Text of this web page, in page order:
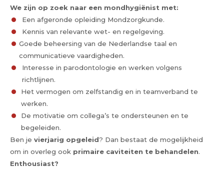
We zijn op zoek naar een mondhygiënist met:
Een afgeronde opleiding Mondzorgkunde.
Kennis van relevante wet- en regelgeving.
Goede beheersing van de Nederlandse taal en
communicatieve vaardigheden.
Interesse in parodontologie en werken volgens
richtlijnen.
Het vermogen om zelfstandig en in teamverband te
werken.
De motivatie om collega’s te ondersteunen en te
begeleiden.
Ben je vierjarig opgeleid? Dan bestaat de mogelijkheid
om in overleg ook primaire caviteiten te behandelen.
Enthousiast?